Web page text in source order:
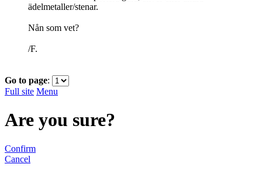
ädelmetaller/stenar.
Nån som vet?
/F.
Go to page:
Full site Menu
Are you sure?
Confirm
Cancel